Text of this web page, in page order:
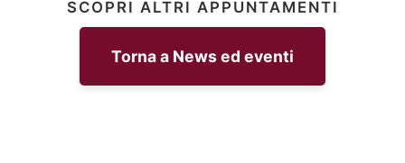
SCOPRI ALTRI APPUNTAMENTI
Torna a News ed eventi